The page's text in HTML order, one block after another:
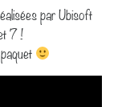
par Ubisoft
7 !